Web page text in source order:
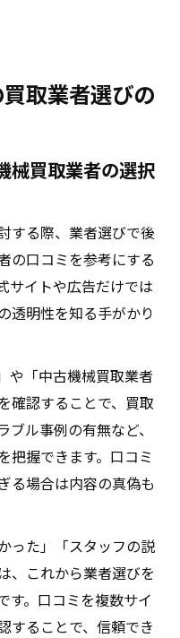
取業者選びの
械買取業者の選択
する際、業者選びで後
の口コミを参考にする
サイトや広告だけでは
透明性を知る手がかり
や「中古機械買取業者
確認することで、買取
ル事例の有無など、
把握できます。口コミ
る場合は内容の真偽も
った」「スタッフの説
、これから業者選びを
す。口コミを複数サイ
することで、信頼でき